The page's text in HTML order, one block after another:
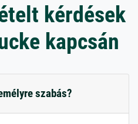
kérdések
kapcsán
szabás?